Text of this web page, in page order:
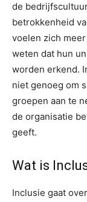
de
betrokkenheid
voelen zich
weten dat hun
worden erkend.
niet genoeg om
groepen aan te
de organisatie
geeft.
Wat is
Inclusie gaat